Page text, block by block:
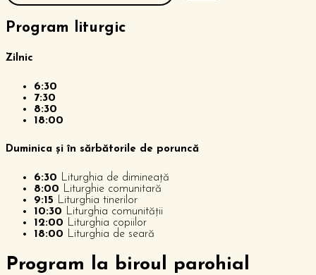
Program liturgic
Zilnic
6:30
7:30
8:30
18:00
Duminica și în sărbătorile de poruncă
6:30 Liturghia de dimineață
8:00 Liturghie comunitară
9:15 Liturghia tinerilor
10:30 Liturghia comunității
12:00 Liturghia copiilor
18:00 Liturghia de seară
Program la biroul parohial